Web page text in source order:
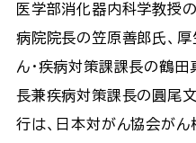
医学部消化器内科学教授
病院院長の笠原善郎氏、
ん・疾病対策課課長の鶴
長兼疾病対策課長の圓尾文
行は、日本対がん協会が